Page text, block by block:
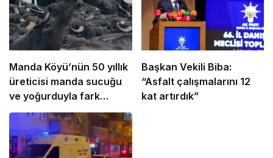
Manda Köyü’nün 50 yıllık
üreticisi manda sucuğu
ve yoğurduyla fark
oluşturdu
Başkan Vekili Biba:
“Asfalt çalışmalarını 12
kat artırdık”